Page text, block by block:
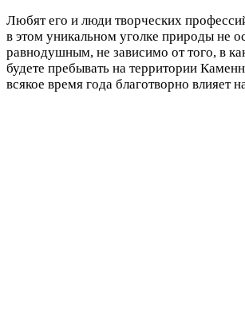
Любят его и люди творческих
в этом уникальном уголке природы не
равнодушным, не зависимо от того, в
будете пребывать на территории
всякое время года благотворно влияет